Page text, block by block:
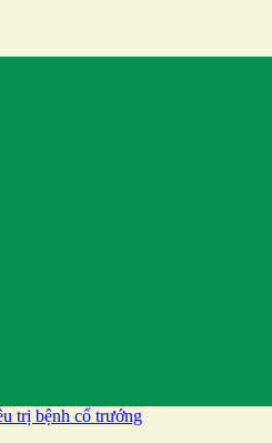
trị bệnh cổ trướng